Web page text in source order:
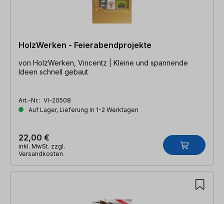
HolzWerken - Feierabendprojekte
von HolzWerken, Vincentz | Kleine und spannende
Ideen schnell gebaut
Art.-Nr.: VI-20508
Auf Lager, Lieferung in 1-2 Werktagen
22,00 €
inkl. MwSt. zzgl.
Versandkosten